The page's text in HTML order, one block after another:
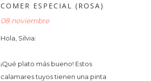
COMER ESPECIAL (ROSA)
08 noviembre
Hola, Silvia:
¡Qué plato más bueno! Estos
calamares tuyos tienen una pinta